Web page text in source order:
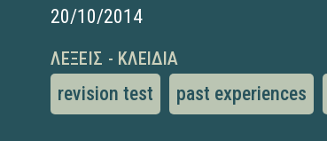
20/10/2014
ΛΈΞΕΙΣ - ΚΛΕΙΔΙΆ
revision test past experiences